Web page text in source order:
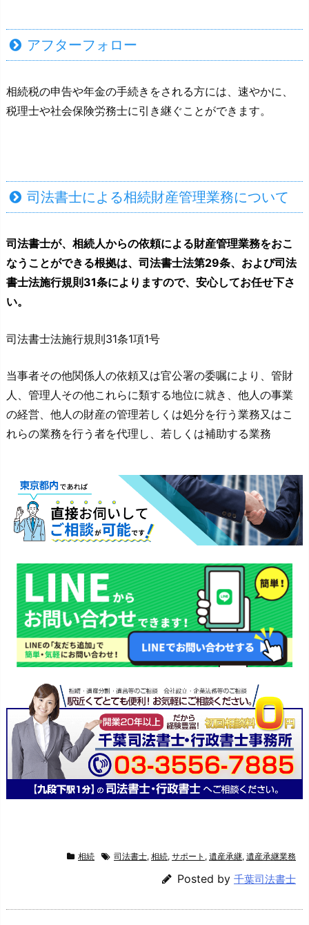
アフターフォロー
相続税の申告や年金の手続きをされる方には、速やかに、
税理士や社会保険労務士に引き継ぐことができます。
司法書士による相続財産管理業務について
司法書士が、相続人からの依頼による財産管理業務をおこ
なうことができる根拠は、司法書士法第29条、および司法
書士法施行規則31条によりますので、安心してお任せ下さ
い。
司法書士法施行規則31条1項1号
当事者その他関係人の依頼又は官公署の委嘱により、管財
人、管理人その他これらに類する地位に就き、他人の事業
の経営、他人の財産の管理若しくは処分を行う業務又はこ
れらの業務を行う者を代理し、若しくは補助する業務
相続 司法書士, 相続, サポート , 遺産承継, 遺産承継業務
Posted by 千葉司法書士